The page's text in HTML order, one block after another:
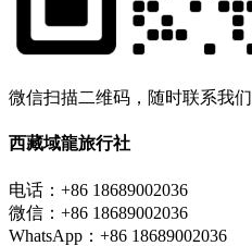
微信扫描二维码，随时联系我们
西藏域龍旅行社
电话：+86 18689002036
微信：+86 18689002036
WhatsApp：+86 18689002036